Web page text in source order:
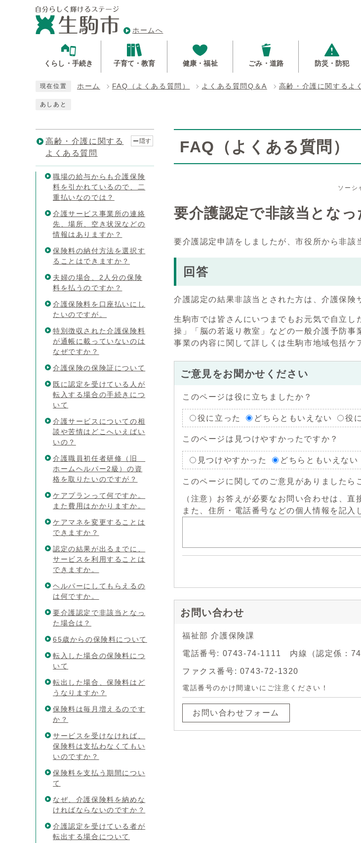
ホームへ
くらし・手続き 子育て・教育 健康・福祉 ごみ・道路 防災・防犯
現在位置 ホーム FAQ（よくある質問） よくある質問Q＆A 高齢・介護に関するよ
あしあと
FAQ（よくある質問）
ソーシ
要介護認定で非該当となっ
要介護認定申請をしましたが、市役所から非該
回答
介護認定の結果非該当とされた方は、介護保険
生駒市では皆さんにいつまでもお元気で自立
操」「脳の若返り教室」などの一般介護予防事
事業の内容に関して詳しくは生駒市地域包括ケ
ご意見をお聞かせください
このページは役に立ちましたか？
役に立った どちらともいえない 役
このページは見つけやすかったですか？
見つけやすかった どちらともいえない
このページに関してのご意見がありましたら
（注意）お答えが必要なお問い合わせは、
また、住所・電話番号などの個人情報を記入
お問い合わせ
福祉部 介護保険課
電話番号: 0743-74-1111 内線（認定係：
ファクス番号: 0743-72-1320
電話番号のかけ間違いにご注意ください！
お問い合わせフォーム
高齢・介護に関する
よくある質問
隠す
職場の給与からも介護保険
料を引かれているので、二
重払いなのでは？
介護サービス事業所の連絡
先、場所、空き状況などの
情報はありますか？
保険料の納付方法を選択す
ることはできますか？
夫婦の場合、2人分の保険
料を払うのですか？
介護保険料を口座払いにし
たいのですが。
特別徴収された介護保険料
が通帳に載っていないのは
なぜですか？
介護保険の保険証について
既に認定を受けている人が
転入する場合の手続きにつ
いて
介護サービスについての相
談や苦情はどこへいえばい
いの？
介護職員初任者研修（旧
ホームヘルパー2級）の資
格を取りたいのですが？
ケアプランって何ですか。
また費用はかかりますか。
ケアマネを変更することは
できますか？
認定の結果が出るまでに、
サービスを利用することは
できますか。
ヘルパーにしてもらえるの
は何ですか。
要介護認定で非該当となっ
た場合は？
65歳からの保険料について
転入した場合の保険料につ
いて
転出した場合、保険料はど
うなりますか？
保険料は毎月増えるのです
か？
サービスを受けなければ、
保険料は支払わなくてもい
いのですか？
保険料を支払う期間につい
て
なぜ、介護保険料を納めな
ければならないのですか？
介護認定を受けている者が
転出する場合について